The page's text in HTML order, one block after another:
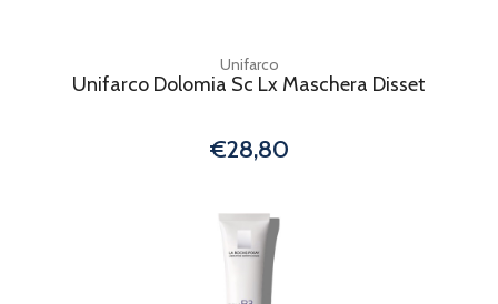
Unifarco
Unifarco Dolomia Sc Lx Maschera Disset
€28,80